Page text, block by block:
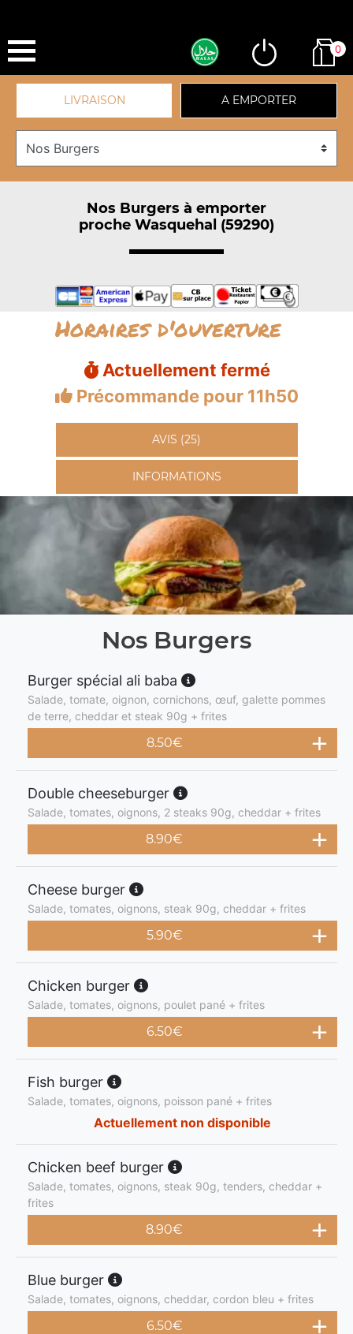
0
LIVRAISON A EMPORTER
Nos Burgers à emporter
proche Wasquehal (59290)
Horaires d'ouverture
Actuellement fermé
Précommande pour 11h50
AVIS (25)
INFORMATIONS
Nos Burgers
Burger spécial ali baba
Salade, tomate, oignon, cornichons, œuf, galette pommes
de terre, cheddar et steak 90g + frites
8.50€
Double cheeseburger
Salade, tomates, oignons, 2 steaks 90g, cheddar + frites
8.90€
Cheese burger
Salade, tomates, oignons, steak 90g, cheddar + frites
5.90€
Chicken burger
Salade, tomates, oignons, poulet pané + frites
6.50€
Fish burger
Salade, tomates, oignons, poisson pané + frites
Actuellement non disponible
Chicken beef burger
Salade, tomates, oignons, steak 90g, tenders, cheddar +
frites
8.90€
Blue burger
Salade, tomates, oignons, cheddar, cordon bleu + frites
6.50€